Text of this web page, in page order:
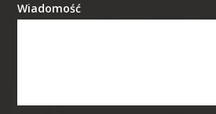
Wiadomość